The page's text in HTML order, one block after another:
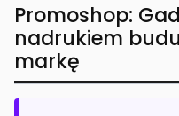
Promoshop:
nadrukiem
markę